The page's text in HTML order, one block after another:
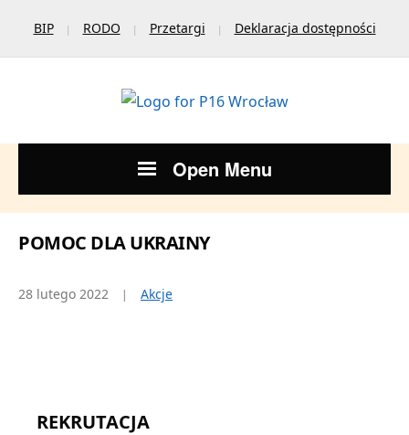
BIP RODO Przetargi Deklaracja dostępności
Open Menu
REKRUTACJA
POMOC DLA UKRAINY
28 lutego 2022 Akcje